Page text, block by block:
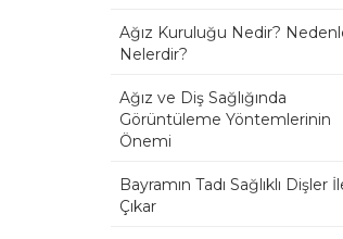
Ağız Kuruluğu Nedir?
Nelerdir?
Ağız ve Diş Sağlığında
Görüntüleme Yöntemlerinin
Önemi
Bayramın Tadı Sağlıklı Dişler
Çıkar